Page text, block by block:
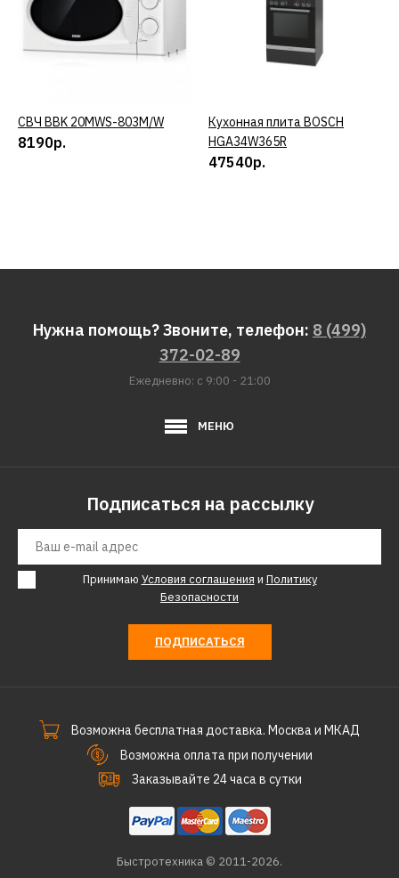
КУПИТЬ
СВЧ BBK 20MWS-803M/W
8190р.
КУПИТЬ
Кухонная плита BOSCH
HGA34W365R
47540р.
Нужна помощь? Звоните, телефон: 8 (499)
372-02-89
Ежедневно: с 9:00 - 21:00
МЕНЮ
Подписаться на рассылку
Принимаю Условия соглашения и Политику
Безопасности
ПОДПИСАТЬСЯ
Возможна бесплатная доставка. Москва и МКАД
Возможна оплата при получении
Заказывайте 24 часа в сутки
Быстротехника © 2011-2026.